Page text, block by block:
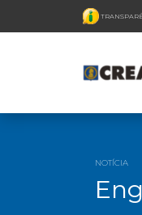
NOTÍCIA